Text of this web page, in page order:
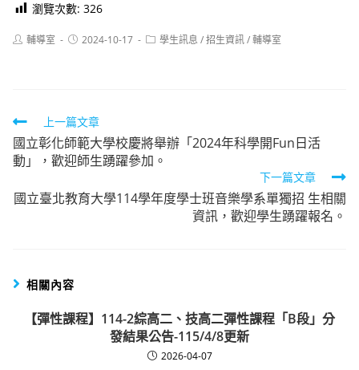
瀏覽次數: 326
Post輔導室
Post2024-10-17
Post學生訊息 /招生資訊/輔導室
Read
more
articles
上一篇文章
國立彰化師範大學校慶將舉辦「2024年科學開Fun日活
動」，歡迎師生踴躍參加。
下一篇文章
國立臺北教育大學114學年度學士班音樂學系單獨招 生相關
資訊，歡迎學生踴躍報名。
相關內容
【彈性課程】114-2綜高二、技高二彈性課程「B段」分
發結果公告-115/4/8更新
2026-04-07